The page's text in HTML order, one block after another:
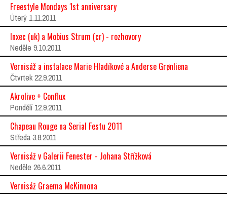
Freestyle Mondays 1st anniversary
Úterý 1.11.2011
Inxec (uk) a Mobius Strum (cr) - rozhovory
Neděle 9.10.2011
Vernisáž a instalace Marie Hladíkové a Anderse Grønliena
Čtvrtek 22.9.2011
Akrolive + Conflux
Pondělí 12.9.2011
Chapeau Rouge na Serial Festu 2011
Středa 3.8.2011
Vernisáž v Galerii Fenester - Johana Střížková
Neděle 26.6.2011
Vernisáž Graema McKinnona